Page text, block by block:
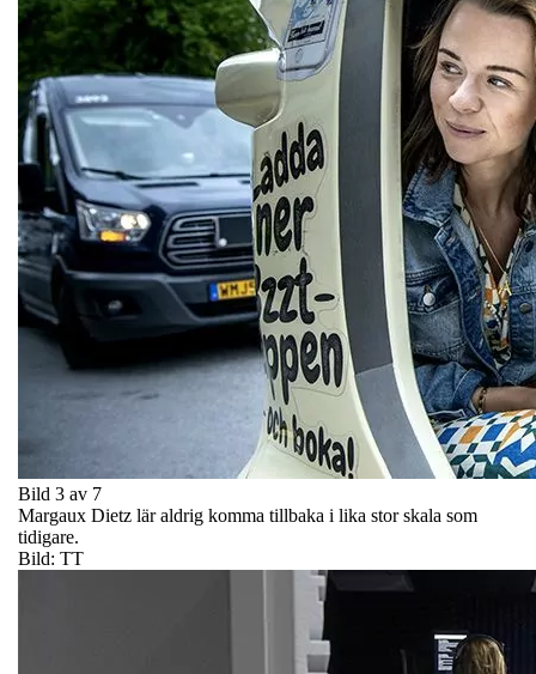
Bild 3 av 7
Margaux Dietz lär aldrig komma tillbaka i lika stor skala som
tidigare.
Bild: TT